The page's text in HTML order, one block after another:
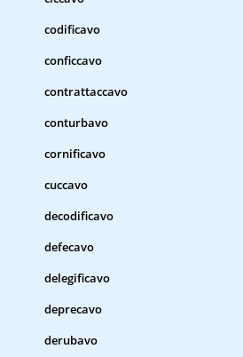
codificavo
conficcavo
contrattaccavo
conturbavo
cornificavo
cuccavo
decodificavo
defecavo
delegificavo
deprecavo
derubavo